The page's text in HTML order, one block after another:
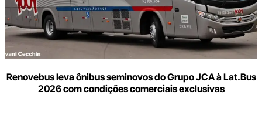
Renovebus leva ônibus seminovos do Grupo JCA à Lat.Bus
2026 com condições comerciais exclusivas